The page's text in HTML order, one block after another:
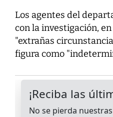
Los agentes del
con la investigación,
"extrañas
figura como